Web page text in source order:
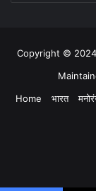
Copyright ©
Home
भारत